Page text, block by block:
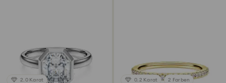
2.0 Karat 0.2 Karat 2 Farben